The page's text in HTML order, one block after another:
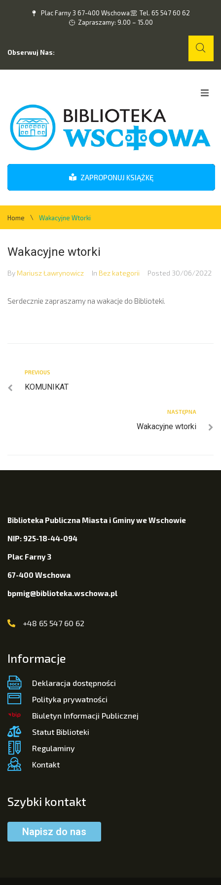
Plac Farny 3 67-400 Wschowa
Tel. 65 547 60 62
Zapraszamy: 9.00 – 15.00
Obserwuj Nas:
O nas
Wydarzenia
Kontakt
ZAPROPONUJ KSIĄŻKĘ
Home \ Wakacyjne Wtorki
Wakacyjne wtorki
By Mariusz Ławrynowicz In Bez kategorii Posted 30/06/2022
Serdecznie zapraszamy na wakacje do Biblioteki.
PREVIOUS
KOMUNIKAT
NASTĘPNA
Wakacyjne wtorki
Biblioteka Publiczna Miasta i Gminy we Wschowie
NIP: 925-18-44-094
Plac Farny 3
67-400 Wschowa
bpmig@biblioteka.wschowa.pl
+48 65 547 60 62
Informacje
Deklaracja dostępności
Polityka prywatności
Biuletyn Informacji Publicznej
Statut Biblioteki
Regulaminy
Kontakt
Szybki kontakt
Napisz do nas